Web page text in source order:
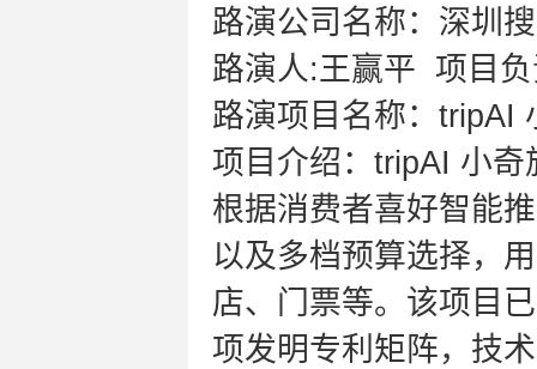
路演公司名称：深圳
路演人:王赢平 项目
路演项目名称：tripAI
项目介绍：tripAI 小
根据消费者喜好智能
以及多档预算选择，
店、门票等。该项目
项发明专利矩阵，技